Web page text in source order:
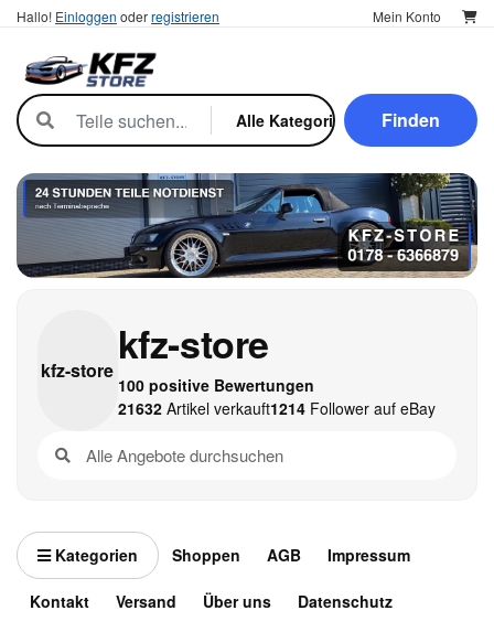
Hallo! Einloggen oderregistrieren Mein Konto
Finden
kfz-store
kfz-store
100 positive Bewertungen
21632Artikel verkauft1214Follower auf eBay
Kategorien Shoppen AGB Impressum
Kontakt Versand Über uns Datenschutz